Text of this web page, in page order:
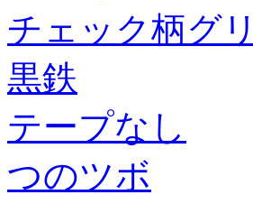
チェック柄グ
黒鉄
テープなし
つのツボ